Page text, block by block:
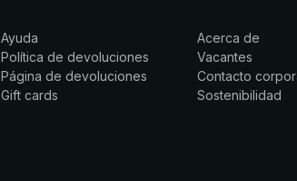
Ayuda
Política de devoluciones
Página de devoluciones
Gift cards
Acerca de
Vacantes
Contacto
Sostenibilidad